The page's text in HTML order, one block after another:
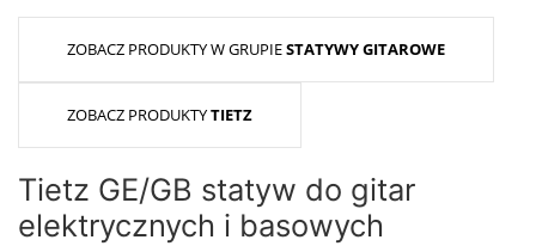
ZOBACZ PRODUKTY W GRUPIESTATYWY GITAROWE
ZOBACZ PRODUKTYTIETZ
Tietz GE/GB statyw do gitar
elektrycznych i basowych